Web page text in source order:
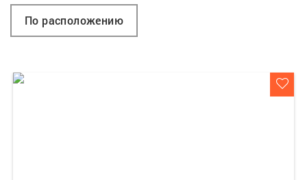
По расположению